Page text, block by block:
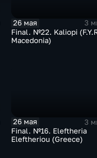
26 мая
3
Final. №22. Kaliopi
Macedonia)
26 мая
3
Final. №16. Eleftheria
Eleftheriou (Greece)